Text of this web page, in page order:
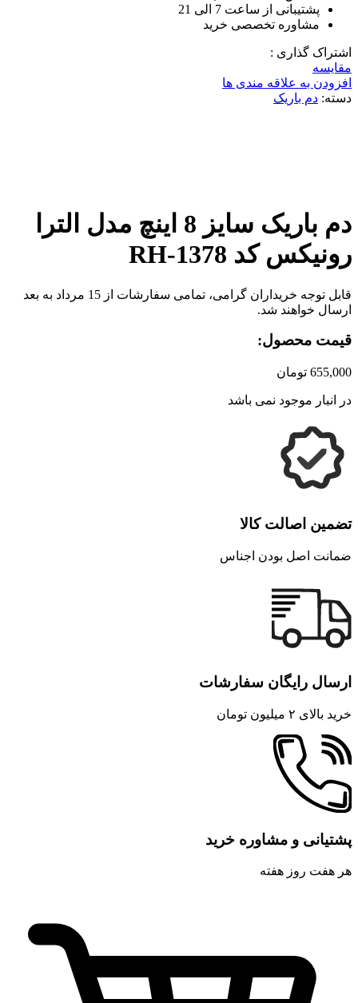
پشتیبانی از ساعت 7 الی 21
مشاوره تخصصی خرید
اشتراک گذاری :
مقایسه
افزودن به علاقه مندی ها
دسته: دم باریک
دم باریک سایز 8 اینچ مدل الترا
رونیکس کد RH-1378
قابل توجه خریداران گرامی، تمامی سفارشات از 15 مرداد به بعد
ارسال خواهند شد.
قیمت محصول:
655,000 تومان
در انبار موجود نمی باشد
تضمین اصالت کالا
ضمانت اصل بودن اجناس
ارسال رایگان سفارشات
خرید بالای ۲ میلیون تومان
پشتیانی و مشاوره خرید
هر هفت روز هفته